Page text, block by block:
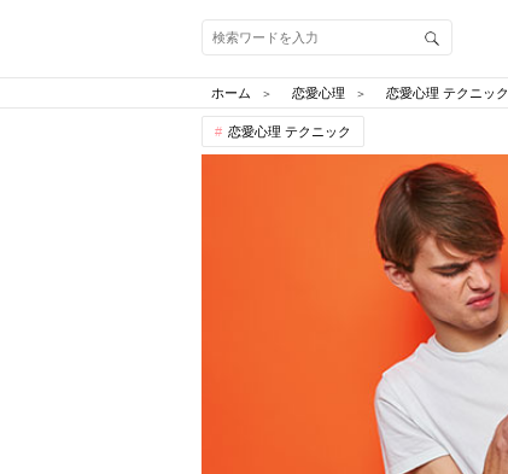
ホーム 恋愛心理 恋愛心理 テクニック
恋愛心理 テクニック